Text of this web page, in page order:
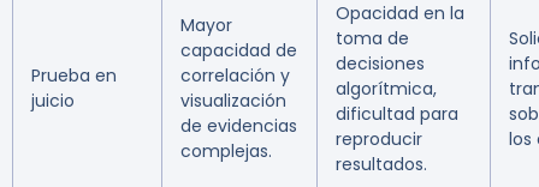
Prueba en
juicio
Mayor
capacidad de
correlación y
visualización
de evidencias
complejas.
Opacidad en la
toma de
decisiones
algorítmica,
dificultad para
reproducir
resultados.
los